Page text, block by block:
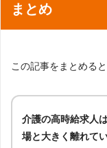
まとめ
この記事をまとめると
介護の高時給求人
場と大きく離れて